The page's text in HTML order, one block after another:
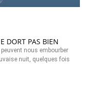
DORT PAS BIEN
nous embourber
nuit, quelques fois